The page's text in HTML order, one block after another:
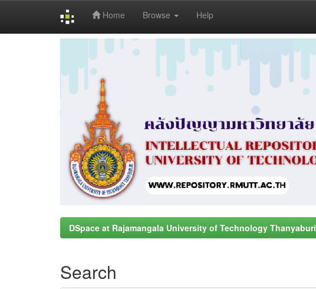
Home Browse Help
DSpace at Rajamangala University of Technology Thanyaburi
Search